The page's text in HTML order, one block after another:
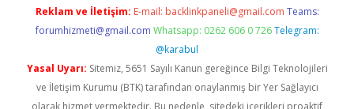
Reklam ve İletişim: E-mail: backlinkpaneli@gmail.com Teams:
forumhizmeti@gmail.com Whatsapp: 0262 606 0 726 Telegram:
@karabul
Yasal Uyarı: Sitemiz, 5651 Sayılı Kanun gereğince Bilgi Teknolojileri
ve İletişim Kurumu (BTK) tarafından onaylanmış bir Yer Sağlayıcı
olarak hizmet vermektedir. Bu nedenle, sitedeki içerikleri proaktif